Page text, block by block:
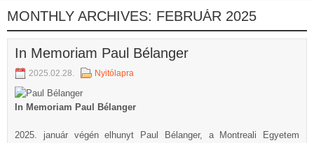
MONTHLY ARCHIVES: FEBRUÁR 2025
In Memoriam Paul Bélanger
2025.02.28. Nyitólapra
In Memoriam Paul Bélanger
2025. január végén elhunyt Paul Bélanger, a Montreali Egyetem